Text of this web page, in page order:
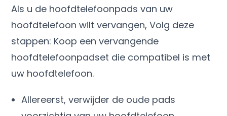
Als u de hoofdtelefoonpads van uw
hoofdtelefoon wilt vervangen, Volg deze
stappen: Koop een vervangende
hoofdtelefoonpadset die compatibel is met
uw hoofdtelefoon.
Allereerst, verwijder de oude pads